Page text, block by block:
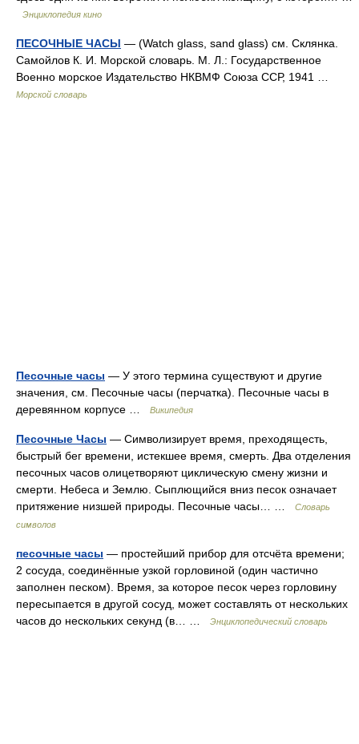
Энциклопедия кино
ПЕСОЧНЫЕ ЧАСЫ — (Watch glass, sand glass) см. Склянка.
Самойлов К. И. Морской словарь. М. Л.: Государственное
Военно морское Издательство НКВМФ Союза ССР, 1941 …
Морской словарь
Песочные часы — У этого термина существуют и другие
значения, см. Песочные часы (перчатка). Песочные часы в
деревянном корпусе …
Википедия
Песочные Часы — Символизирует время, преходящесть,
быстрый бег времени, истекшее время, смерть. Два отделения
песочных часов олицетворяют циклическую смену жизни и
смерти. Небеса и Землю. Сыплющийся вниз песок означает
притяжение низшей природы. Песочные часы… …
Словарь
символов
песочные часы — простейший прибор для отсчёта времени;
2 сосуда, соединённые узкой горловиной (один частично
заполнен песком). Время, за которое песок через горловину
пересыпается в другой сосуд, может составлять от нескольких
часов до нескольких секунд (в… …
Энциклопедический словарь